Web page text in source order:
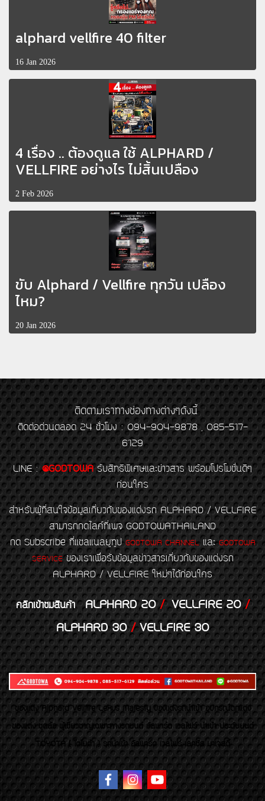
alphard vellfire 40 filter
16 Jan 2026
4 เรื่อง .. ต้องดูแล ใช้ ALPHARD /
VELLFIRE อย่างไร ไม่สิ้นเปลือง
2 Feb 2026
ขับ Alphard / Vellfire ทุกวัน เปลือง
ไหม?
20 Jan 2026
ติดตามเราทางช่องทางต่างๆดังนี้
ติดต่อด่วนตลอด 24 ชั่วโมง : 094-904-9878 , 085-517-
6129
LINE : @GODTOWA รับสิทธิพิเศษและข่าวสาร พร้อมโปรโมชั่นดีๆ
ก่อนใคร
สำหรับผู้ที่สนใจข้อมูลเกี่ยวกับของแต่งรถ ALPHARD / VELLFIRE
สามารถกดไลค์ที่เพจ GODTOWATHAILAND
กด Subscribe ที่แชลแนลยูทูป GODTOWA CHANNELและGODTOWA
SERVICEของเราเพื่อรับข้อมูลข่าวสารเกี่ยวกับของแต่งรถ
ALPHARD / VELLFIRE ใหม่ๆได้ก่อนใคร
คลิกเข้าชมสินค้า ALPHARD 20/VELLFIRE 20/
ALPHARD 30/VELLFIRE 30
ของเเต่ง Alphard Vellfire Lexus Majesty ของเเต่งรถนำเข้า อุปกรณ์ตกแต่ง
ของแต่ง ชุดล้อ ผู้เชี่ยวชาญเฉพาะทางรถยนต์ อัลพาร์ด เวลไฟร์ นำเข้า ประดับยนต์
TOYOTA ( โตโยต้า ) รถนำเข้า อัลพาร์ด เวลไฟร์ เลกซัส มาเจสตี้